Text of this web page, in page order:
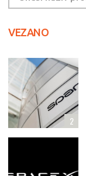
VEZANO
2